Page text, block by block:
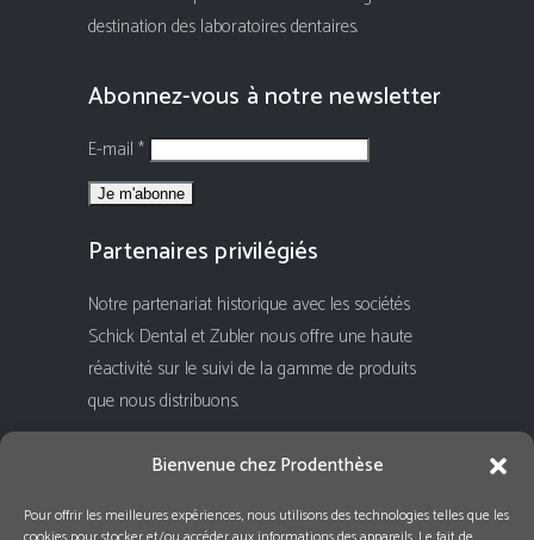
Bienvenue chez Prodenthèse
Pour offrir les meilleures expériences, nous utilisons des technologies telles que les
destination des laboratoires dentaires.
Abonnez-vous à notre newsletter
E-mail *
Partenaires privilégiés
Notre partenariat historique avec les sociétés
Schick Dental et Zubler nous offre une haute
réactivité sur le suivi de la gamme de produits
que nous distribuons.
Rejoignez-nous !